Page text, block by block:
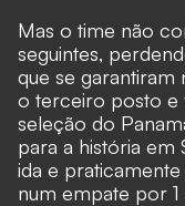
Mas o time não
seguintes,
que se garantiram
o terceiro posto e
seleção do
para a história em
ida e
num empate por 1